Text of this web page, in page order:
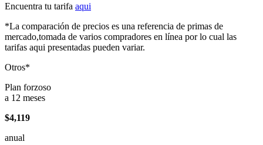
Encuentra tu tarifa aqui
*La comparación de precios es una referencia de primas de
mercado,tomada de varios compradores en línea por lo cual las
tarifas aqui presentadas pueden variar.
Otros*
Plan forzoso
a 12 meses
$4,119
anual